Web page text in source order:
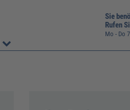
Sie
Rufen
Mo - Do